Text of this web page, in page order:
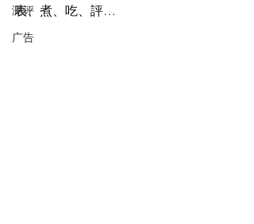
测评
广告
表、煮、吃、評…